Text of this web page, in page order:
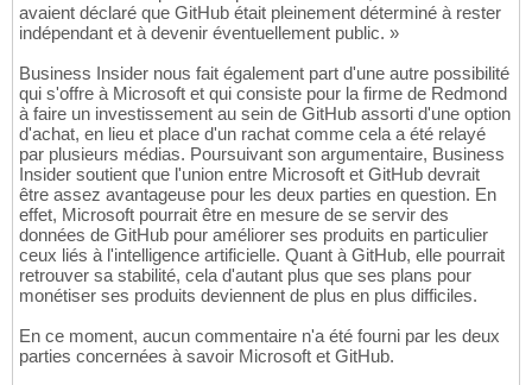
avaient déclaré que GitHub était pleinement déterminé à rester
indépendant et à devenir éventuellement public. »
Business Insider nous fait également part d'une autre possibilité
qui s'offre à Microsoft et qui consiste pour la firme de Redmond
à faire un investissement au sein de GitHub assorti d'une option
d'achat, en lieu et place d'un rachat comme cela a été relayé
par plusieurs médias. Poursuivant son argumentaire, Business
Insider soutient que l'union entre Microsoft et GitHub devrait
être assez avantageuse pour les deux parties en question. En
effet, Microsoft pourrait être en mesure de se servir des
données de GitHub pour améliorer ses produits en particulier
ceux liés à l'intelligence artificielle. Quant à GitHub, elle pourrait
retrouver sa stabilité, cela d'autant plus que ses plans pour
monétiser ses produits deviennent de plus en plus difficiles.
En ce moment, aucun commentaire n'a été fourni par les deux
parties concernées à savoir Microsoft et GitHub.